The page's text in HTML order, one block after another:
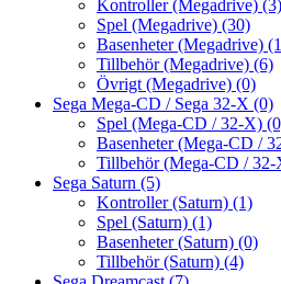
Kontroller (Megadrive) (3)
Spel (Megadrive) (30)
Basenheter (Megadrive)
Tillbehör (Megadrive) (6)
Övrigt (Megadrive) (0)
Sega Mega-CD / Sega 32-X (0)
Spel (Mega-CD / 32-X)
Basenheter (Mega-CD /
Tillbehör (Mega-CD / 32-
Sega Saturn (5)
Kontroller (Saturn) (1)
Spel (Saturn) (1)
Basenheter (Saturn) (0)
Tillbehör (Saturn) (4)